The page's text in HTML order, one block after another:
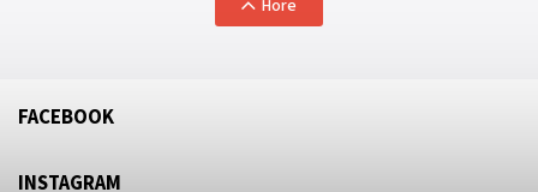
Hore
FACEBOOK
INSTAGRAM